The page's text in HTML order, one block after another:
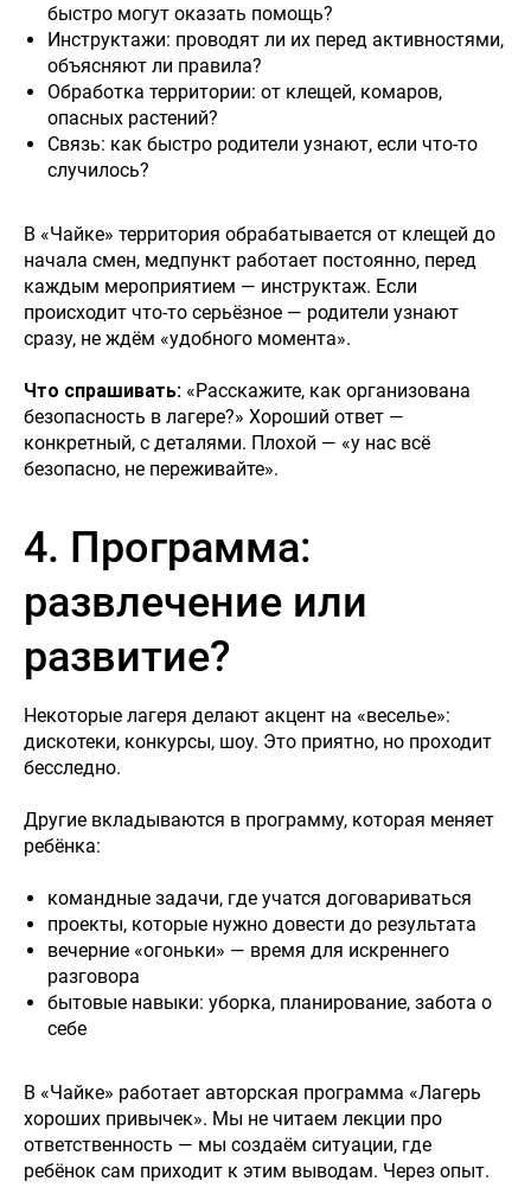
быстро могут оказать помощь?
Инструктажи: проводят ли их перед активностями,
объясняют ли правила?
Обработка территории: от клещей, комаров,
опасных растений?
Связь: как быстро родители узнают, если что-то
случилось?
В «Чайке» территория обрабатывается от клещей до
начала смен, медпункт работает постоянно, перед
каждым мероприятием — инструктаж. Если
происходит что-то серьёзное — родители узнают
сразу, не ждём «удобного момента».
Что спрашивать: «Расскажите, как организована
безопасность в лагере?» Хороший ответ —
конкретный, с деталями. Плохой — «у нас всё
безопасно, не переживайте».
4. Программа:
развлечение или
развитие?
Некоторые лагеря делают акцент на «веселье»:
дискотеки, конкурсы, шоу. Это приятно, но проходит
бесследно.
Другие вкладываются в программу, которая меняет
ребёнка:
командные задачи, где учатся договариваться
проекты, которые нужно довести до результата
вечерние «огоньки» — время для искреннего
разговора
бытовые навыки: уборка, планирование, забота о
себе
В «Чайке» работает авторская программа «Лагерь
хороших привычек». Мы не читаем лекции про
ответственность — мы создаём ситуации, где
ребёнок сам приходит к этим выводам. Через опыт.